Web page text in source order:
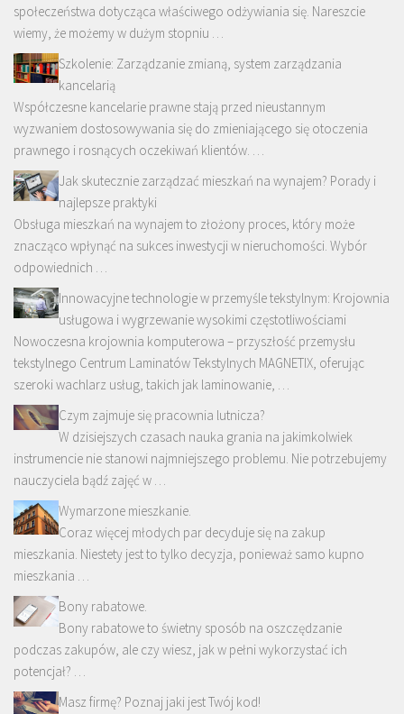
społeczeństwa dotycząca właściwego odżywiania się. Nareszcie
wiemy, że możemy w dużym stopniu …
Szkolenie: Zarządzanie zmianą, system zarządzania
kancelarią
Współczesne kancelarie prawne stają przed nieustannym
wyzwaniem dostosowywania się do zmieniającego się otoczenia
prawnego i rosnących oczekiwań klientów. …
Jak skutecznie zarządzać mieszkań na wynajem? Porady i
najlepsze praktyki
Obsługa mieszkań na wynajem to złożony proces, który może
znacząco wpłynąć na sukces inwestycji w nieruchomości. Wybór
odpowiednich …
Innowacyjne technologie w przemyśle tekstylnym: Krojownia
usługowa i wygrzewanie wysokimi częstotliwościami
Nowoczesna krojownia komputerowa – przyszłość przemysłu
tekstylnego Centrum Laminatów Tekstylnych MAGNETIX, oferując
szeroki wachlarz usług, takich jak laminowanie, …
Czym zajmuje się pracownia lutnicza?
W dzisiejszych czasach nauka grania na jakimkolwiek
instrumencie nie stanowi najmniejszego problemu. Nie potrzebujemy
nauczyciela bądź zajęć w …
Wymarzone mieszkanie.
Coraz więcej młodych par decyduje się na zakup
mieszkania. Niestety jest to tylko decyzja, ponieważ samo kupno
mieszkania …
Bony rabatowe.
Bony rabatowe to świetny sposób na oszczędzanie
podczas zakupów, ale czy wiesz, jak w pełni wykorzystać ich
potencjał? …
Masz firmę? Poznaj jaki jest Twój kod!